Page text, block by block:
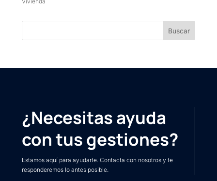
¿Necesitas ayuda
con tus gestiones?
Estamos aquí para ayudarte. Contacta con nosotros y te
responderemos lo antes posible.